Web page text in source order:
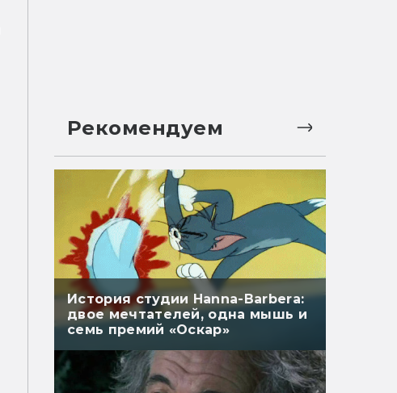
Рекомендуем
История студии Hanna-Barbera:
двое мечтателей, одна мышь и
семь премий «Оскар»